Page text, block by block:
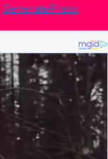
GeneratePress